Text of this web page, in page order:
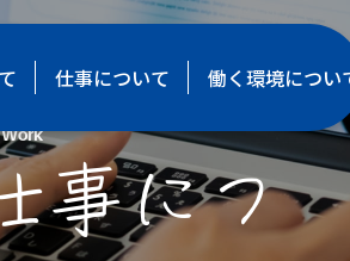
仕事について 働く環境につい
事につ